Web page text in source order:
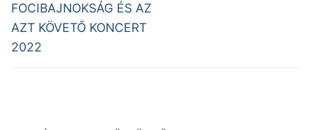
FOCIBAJNOKSÁG ÉS AZ
AZT KÖVETŐ KONCERT
2022